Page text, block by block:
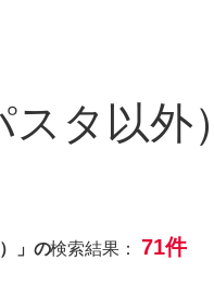
タ以外）
」の検索結果： 71件